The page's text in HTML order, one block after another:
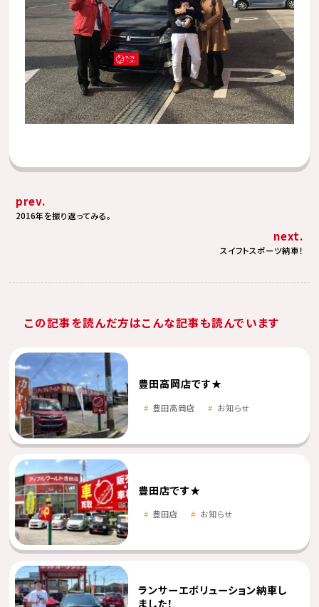
prev.
2016年を振り返ってみる。
next.
スイフトスポーツ納車！
この記事を読んだ方はこんな記事も読んでいます
豊田高岡店です★
豊田高岡店 お知らせ
豊田店です★
豊田店 お知らせ
ランサーエボリューション納車し
ました！